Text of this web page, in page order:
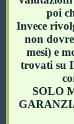
poi
Invece
non
mesi) e
trovati su
SOLO